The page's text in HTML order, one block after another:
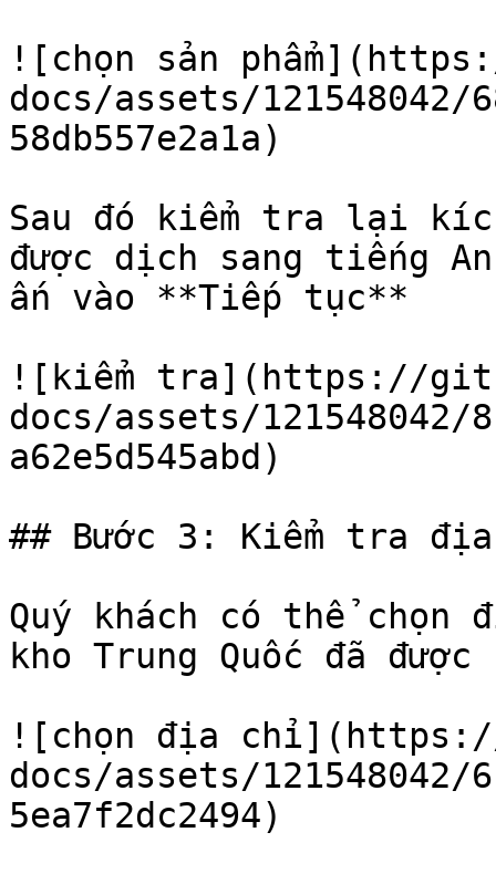
![chọn sản
docs/assets/121548042/
58db557e2a1a)
Sau đó kiểm tra lại
được dịch sang tiếng
ấn vào **Tiếp tục**
![kiểm tra](https://
docs/assets/121548042/
a62e5d545abd)
## Bước 3: Kiểm tra
Quý khách có thể
kho Trung Quốc đã
![chọn địa chỉ](https://
docs/assets/121548042/
5ea7f2dc2494)